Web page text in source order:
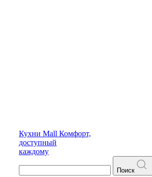
Кухни Mall Комфорт,
доступный
каждому
Поиск